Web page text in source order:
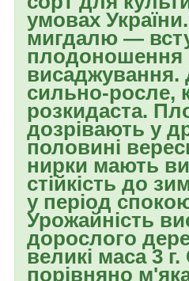
умовах
мигдалю —
плодоношення
висаджування.
сильно-росле,
розкидаста.
дозрівають у
половині
нирки мають
стійкість до
у період
Урожайність
дорослого
великі маса 3
порівняно